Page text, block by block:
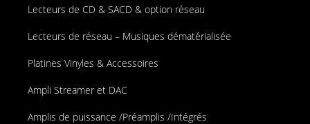
Lecteurs de CD & SACD & option réseau
Lecteurs de réseau – Musiques dématérialisée
Platines Vinyles & Accessoires
Ampli Streamer et DAC
Amplis de puissance /Préamplis /Intégrés